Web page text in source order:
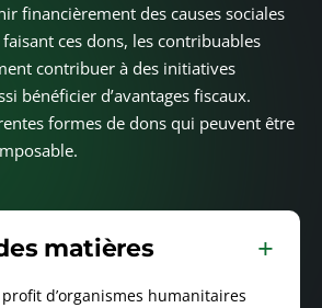
financièrement des causes sociales
ces dons, les contribuables
contribuer à des initiatives
bénéficier d’avantages fiscaux.
formes de dons qui peuvent être
matières
d’organismes humanitaires